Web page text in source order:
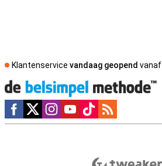
Klantenservice vandaag geopend vanaf
Social media